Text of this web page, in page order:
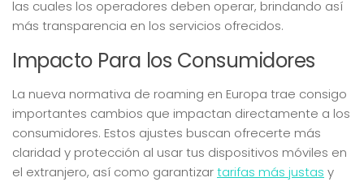
las cuales los operadores deben operar, brindando así
más transparencia en los servicios ofrecidos.
Impacto Para los Consumidores
La nueva normativa de roaming en Europa trae consigo
importantes cambios que impactan directamente a los
consumidores. Estos ajustes buscan ofrecerte más
claridad y protección al usar tus dispositivos móviles en
el extranjero, así como garantizartarifas más justas y